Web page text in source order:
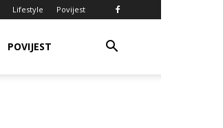
Lifestyle Povijest
POVIJEST